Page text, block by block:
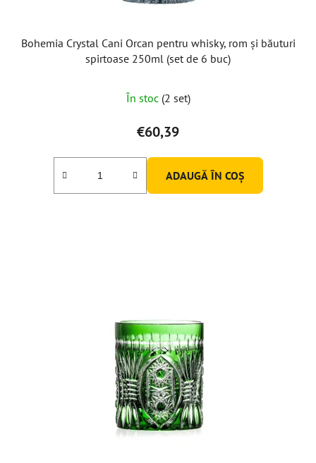
Bohemia Crystal Cani Orcan pentru whisky, rom și băuturi
spirtoase 250ml (set de 6 buc)
În stoc (2 set)
€60,39
ADAUGĂ ÎN COŞ